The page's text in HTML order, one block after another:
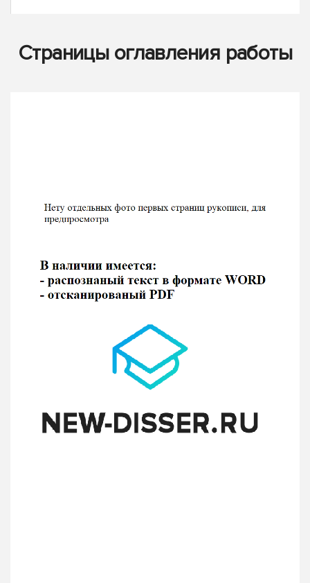
Страницы оглавления работы